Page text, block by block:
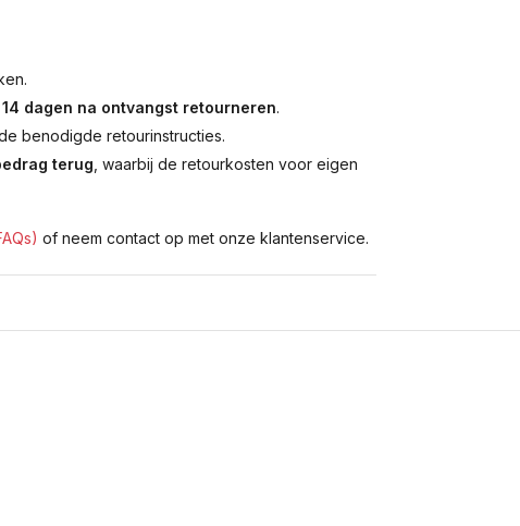
dagen na ontvangst retourneren.
benodigde retourinstructies.
terug , waarbij de retourkosten voor eigen
of neem contact op met onze klantenservice.